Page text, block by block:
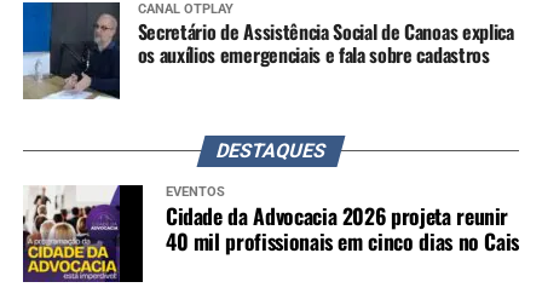
CANAL OTPLAY
Secretário de Assistência Social de Canoas explica
os auxílios emergenciais e fala sobre cadastros
DESTAQUES
EVENTOS
Cidade da Advocacia 2026 projeta reunir
40 mil profissionais em cinco dias no Cais